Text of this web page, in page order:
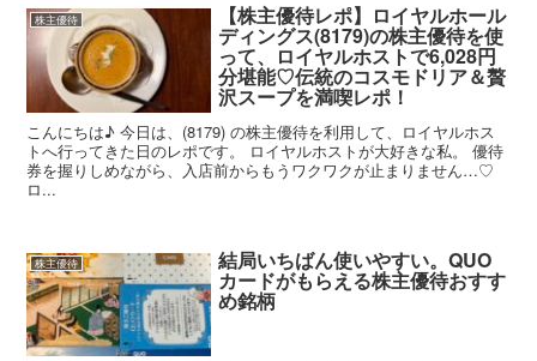
株主優待 【株主優待レポ】ロイヤルホール
ディングス(8179)の株主優待を使
って、ロイヤルホストで6,028円
分堪能♡伝統のコスモドリア＆贅
沢スープを満喫レポ！
こんにちは♪ 今日は、(8179) の株主優待を利用して、ロイヤルホス
トへ行ってきた日のレポです。 ロイヤルホストが大好きな私。 優待
券を握りしめながら、入店前からもうワクワクが止まりません…♡
ロ...
株主優待 結局いちばん使いやすい。QUO
カードがもらえる株主優待おすす
め銘柄